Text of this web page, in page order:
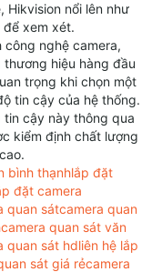
Hikvision nổi lên như
xem xét.
công nghệ camera,
hiệu hàng đầu
trọng khi chọn một
tin cậy của hệ thống.
cậy này thông qua
kiểm định chất lượng
bình thạnhlắp đặt
đặt camera
quan sátcamera quan
camera quan sát văn
quan sát hdliên hệ lắp
sát giá rẻcamera